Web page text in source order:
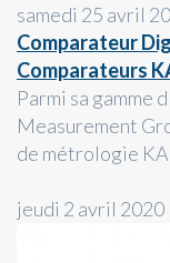
samedi 25 avril
Comparateur
Comparateurs
Parmi sa gamme
Measurement
de métrologie
jeudi 2 avril 2020